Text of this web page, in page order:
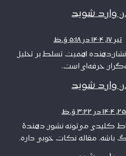
وارد شوید
تیر ۱۷, ۱۴۰۴ در ۵:۱۸ ق.ظ
اهمیت تسلط بر تحلیل
حرفه‌ای است.
وارد شوید
کلیدی می‌تونه نشون دهندهٔ
باشه. مقاله نکات خوبی داره.